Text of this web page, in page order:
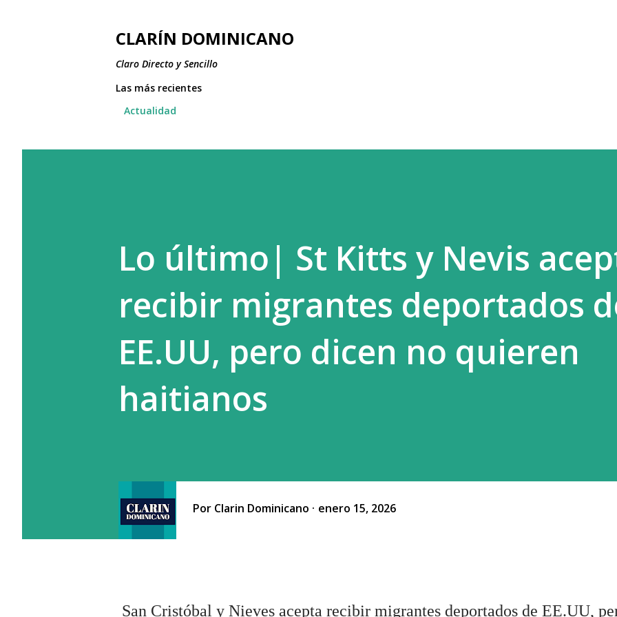
CLARÍN DOMINICANO
Claro Directo y Sencillo
Las más recientes
Actualidad
Lo último| St Kitts y Nevis
recibir migrantes deportados
EE.UU, pero dicen no quieren
haitianos
Por Clarin Dominicano enero 15, 2026
San Cristóbal y Nieves acepta recibir migrantes deportados de EE.UU,